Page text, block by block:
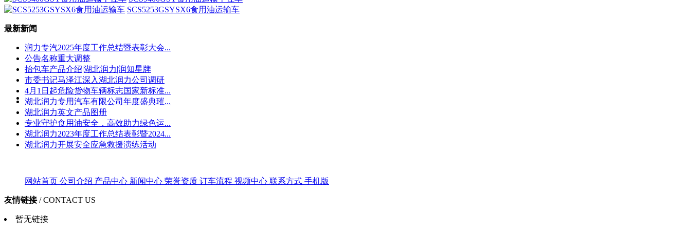
SCS5253GSYSX6食用油运输车
最新新闻
润力专汽2025年度工作总结暨表彰大会...
公告名称重大调整
抬包车产品介绍|湖北润力|润知星牌
市委书记马泽江深入湖北润力公司调研
4月1日起危险货物车辆标志国家新标准...
湖北润力专用汽车有限公司年度盛典璀...
湖北润力英文产品图册
专业守护食用油安全，高效助力绿色运...
湖北润力2023年度工作总结表彰暨2024...
湖北润力开展安全应急救援演练活动
网站首页 公司介绍 产品中心 新闻中心 荣誉资质 订车流程 视频中心 联系方式 手机版
友情链接/ CONTACT US
暂无链接